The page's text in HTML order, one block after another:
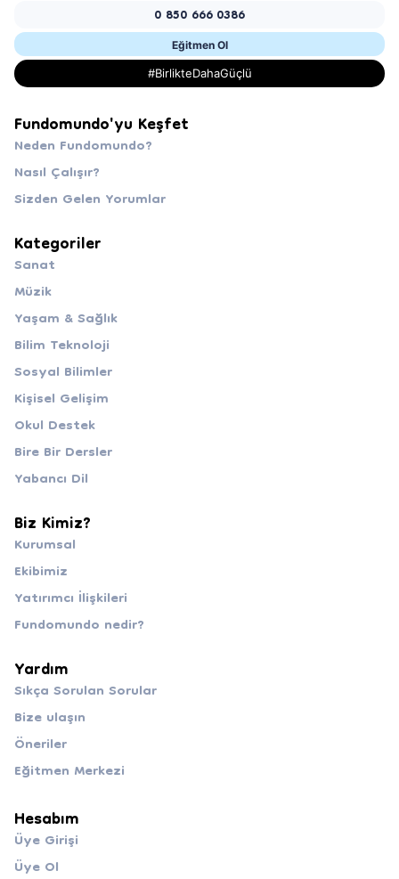
0 850 666 0386
Eğitmen Ol
#BirlikteDahaGüçlü
Fundomundo'yu Keşfet
Neden Fundomundo?
Nasıl Çalışır?
Sizden Gelen Yorumlar
Kategoriler
Sanat
Müzik
Yaşam & Sağlık
Bilim Teknoloji
Sosyal Bilimler
Kişisel Gelişim
Okul Destek
Bire Bir Dersler
Yabancı Dil
Biz Kimiz?
Kurumsal
Ekibimiz
Yatırımcı İlişkileri
Fundomundo nedir?
Yardım
Sıkça Sorulan Sorular
Bize ulaşın
Öneriler
Eğitmen Merkezi
Hesabım
Üye Girişi
Üye Ol